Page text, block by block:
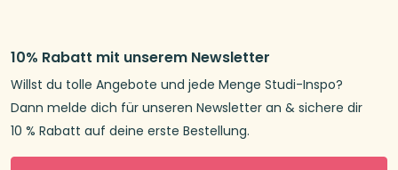
10% Rabatt mit unserem Newsletter
Willst du tolle Angebote und jede Menge Studi-Inspo?
Dann melde dich für unseren Newsletter an & sichere dir
10 % Rabatt auf deine erste Bestellung.